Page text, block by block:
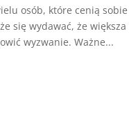
osób, które cenią
się wydawać, że
wyzwanie. Ważne...